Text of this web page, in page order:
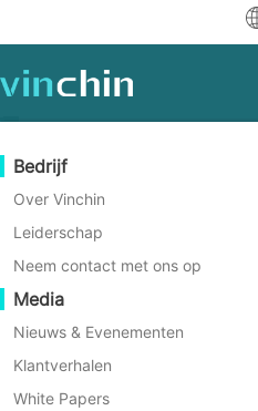
Download Ondersteuning
Gegevensbescherming
Backup & Recovery
Echtijdreplicatie
Continue Data Bescherming
Offsite Kopie
Archivering
Job Orchestratie
Workload Mobiliteit
Virtueel
VMware
Hyper-V
Proxmox
XCP-ng
oVirt
H3C CAS/UIS
ZStack
Ondersteuningsbronnen
Kennisbank
Hoe te video's
Hulpcentrum
Levende Evenementen
Webinars
Live Demo
Klantverhalen
Aankoopgids
Leren hoe te kopen
Licentiebeleid
Veelgestelde vragen
Contact
Vraag een offerte aan
Word een partner
Partner Program
Word een partner
Vind een partner
Vind een lokale partner
Alreeds een partner?
Partnerportaal Inloggen
Bedrijf
Over Vinchin
Leiderschap
Neem contact met ons op
Media
Nieuws & Evenementen
Klantverhalen
White Papers
Vereenvoudig
XenServer/
beveiliging met
Backup & Herstel
Gemakkelijk, slim,